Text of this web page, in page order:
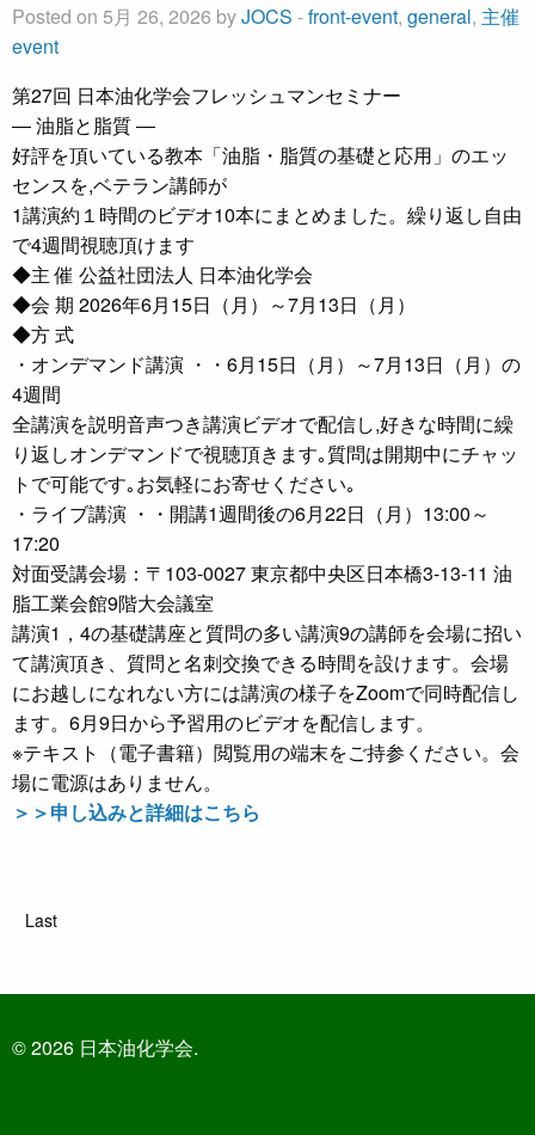
Posted on 5月 26, 2026 byJOCS -front-event, general, 主催
event
第27回 日本油化学会フレッシュマンセミナー
― 油脂と脂質 ―
好評を頂いている教本「油脂・脂質の基礎と応用」のエッ
センスを,ベテラン講師が
1講演約１時間のビデオ10本にまとめました。繰り返し自由
で4週間視聴頂けます
◆主 催 公益社団法人 日本油化学会
◆会 期 2026年6月15日（月）～7月13日（月）
◆方 式
・オンデマンド講演 ・・6月15日（月）～7月13日（月）の
4週間
全講演を説明音声つき講演ビデオで配信し,好きな時間に繰
り返しオンデマンドで視聴頂きます｡質問は開期中にチャッ
トで可能です｡お気軽にお寄せください｡
・ライブ講演 ・・開講1週間後の6月22日（月）13:00～
17:20
対面受講会場：〒103-0027 東京都中央区日本橋3-13-11 油
脂工業会館9階大会議室
講演1，4の基礎講座と質問の多い講演9の講師を会場に招い
て講演頂き、質問と名刺交換できる時間を設けます。会場
にお越しになれない方には講演の様子をZoomで同時配信し
ます。6月9日から予習用のビデオを配信します。
※テキスト（電子書籍）閲覧用の端末をご持参ください。会
場に電源はありません。
＞＞申し込みと詳細はこちら
Last
© 2026 日本油化学会.